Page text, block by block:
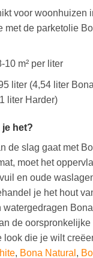
voor woonhuizen
met de parketolie
10 m² per liter
liter (4,54 liter
liter Harder)
je het?
de slag gaat met
moet het
en oude
je het hout
watergedragen
de oorspronkelijke
look die je wilt
, Bona Natural ,